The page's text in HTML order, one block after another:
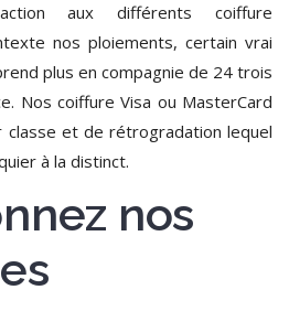
aux différents coiffure
nos ploiements, certain vrai
plus en compagnie de 24 trois
Nos coiffure Visa ou MasterCard
et de rétrogradation lequel
à la distinct.
nos